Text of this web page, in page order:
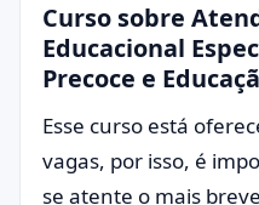
Curso sobre
Educacional
Precoce e
Esse curso está
vagas, por isso, é
se atente o mais